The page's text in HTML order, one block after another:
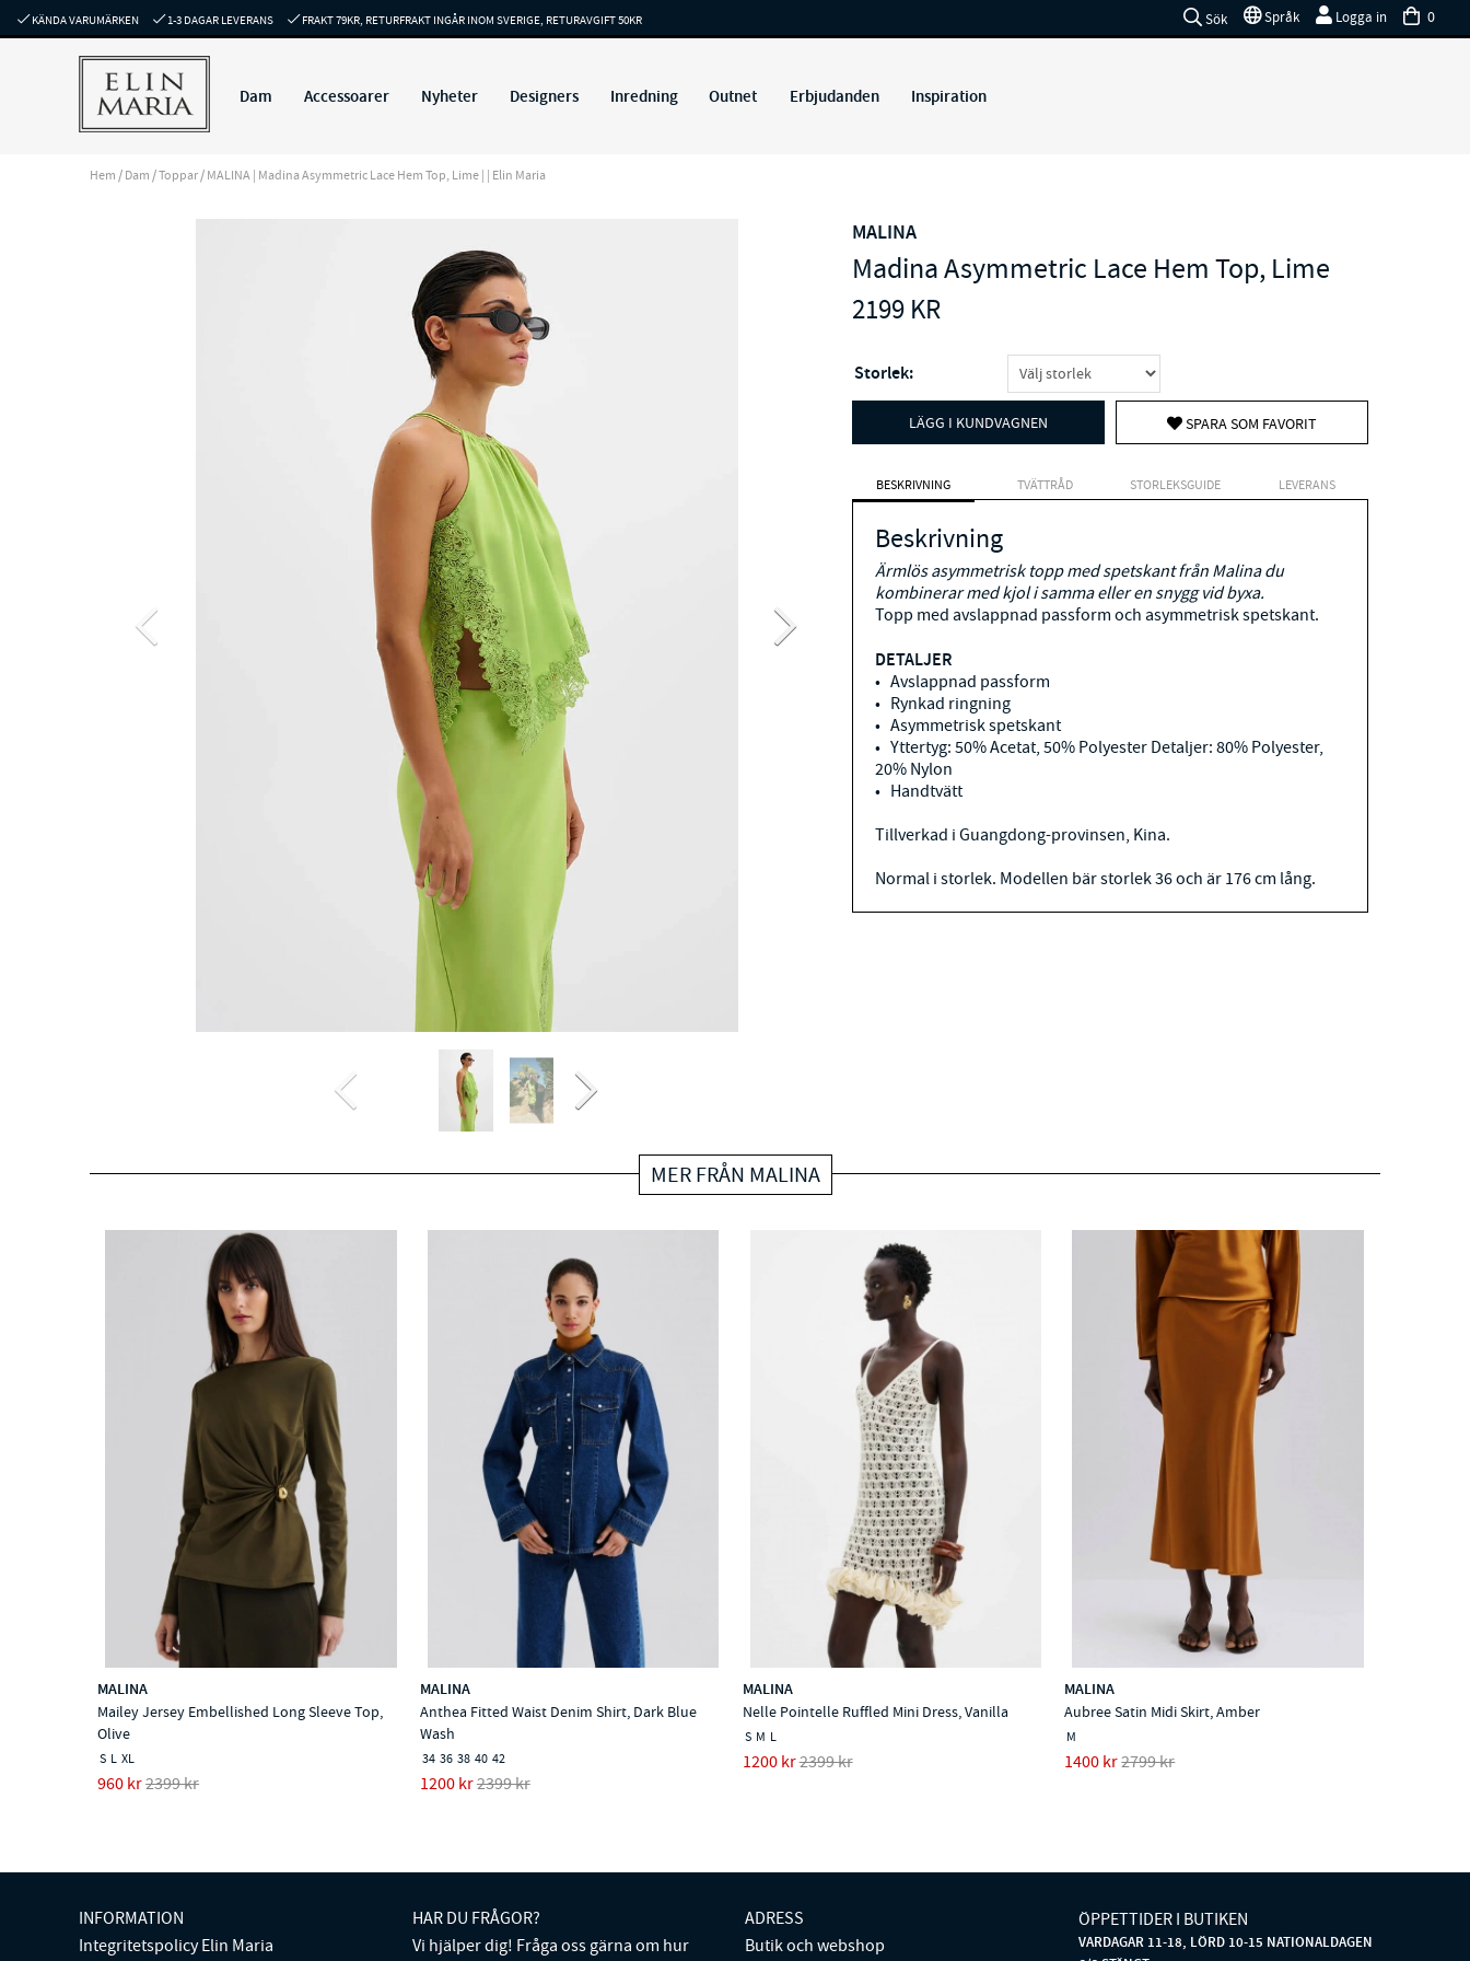
KÄNDA VARUMÄRKEN 1-3 DAGAR LEVERANS FRAKT 79KR, RETURFRAKT INGÅR INOM SVERIGE, RETURAVGIFT 50KR 0
Logga in
Språk
Sök
Dam Accessoarer Nyheter Designers Inredning Outnet Erbjudanden Inspiration
Hem /Dam /Toppar/MALINA | Madina Asymmetric Lace Hem Top, Lime | | Elin Maria
MALINA
Madina Asymmetric Lace Hem Top, Lime
2199KR
Storlek:
LÄGG I KUNDVAGNEN SPARA SOM FAVORIT
BESKRIVNING TVÄTTRÅD STORLEKSGUIDE LEVERANS
Beskrivning
Ärmlös asymmetrisk topp med spetskant från Malina du
kombinerar med kjol i samma eller en snygg vid byxa.
Topp med avslappnad passform och asymmetrisk spetskant.
DETALJER
• Avslappnad passform
• Rynkad ringning
• Asymmetrisk spetskant
• Yttertyg: 50% Acetat, 50% Polyester Detaljer: 80% Polyester,
20% Nylon
• Handtvätt
Tillverkad i Guangdong-provinsen, Kina.
Normal i storlek. Modellen bär storlek 36 och är 176 cm lång.
MER FRÅN MALINA
MALINA
Mailey Jersey Embellished Long Sleeve Top,
Olive
S L XL
960 kr2399 kr
MALINA
Anthea Fitted Waist Denim Shirt, Dark Blue
Wash
34 36 38 40 42
1200 kr2399 kr
MALINA
Nelle Pointelle Ruffled Mini Dress, Vanilla
S M L
1200 kr2399 kr
MALINA
Aubree Satin Midi Skirt, Amber
M
1400 kr2799 kr
INFORMATION
Integritetspolicy Elin Maria
HAR DU FRÅGOR?
Vi hjälper dig! Fråga oss gärna om hur
ADRESS
Butik och webshop
ÖPPETTIDER I BUTIKEN
VARDAGAR 11-18, LÖRD 10-15 NATIONALDAGEN